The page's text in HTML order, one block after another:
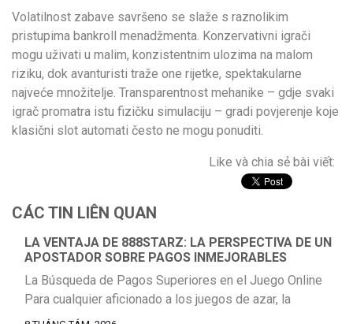
Volatilnost zabave savršeno se slaže s raznolikim
pristupima bankroll menadžmenta. Konzervativni igrači
mogu uživati u malim, konzistentnim ulozima na malom
riziku, dok avanturisti traže one rijetke, spektakularne
najveće množitelje. Transparentnost mehanike – gdje svaki
igrač promatra istu fizičku simulaciju – gradi povjerenje koje
klasični slot automati često ne mogu ponuditi.
Like và chia sẻ bài viết:
CÁC TIN LIÊN QUAN
LA VENTAJA DE 888STARZ: LA PERSPECTIVA DE UN
APOSTADOR SOBRE PAGOS INMEJORABLES
La Búsqueda de Pagos Superiores en el Juego Online
Para cualquier aficionado a los juegos de azar, la
promesa de pagos excepcionales es una fuerza